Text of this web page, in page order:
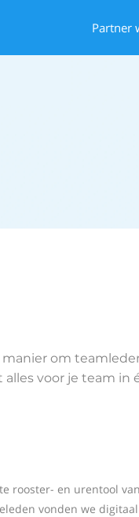
Partner
om
voor je team in
rooster- en urentool
vonden we